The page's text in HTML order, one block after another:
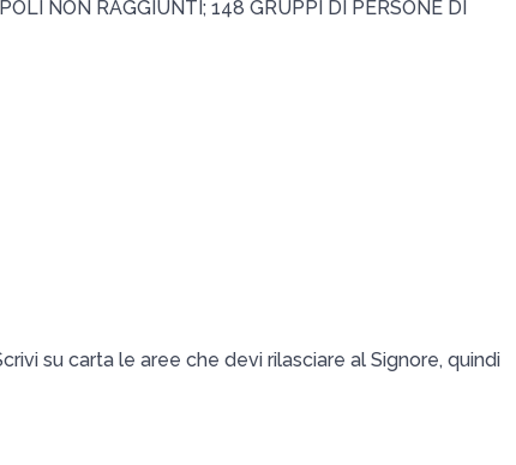
NON RAGGIUNTI; 148 GRUPPI DI PERSONE DI
su carta le aree che devi rilasciare al Signore, quindi